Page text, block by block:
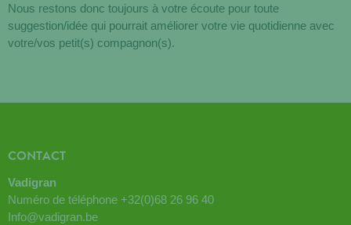
Nous restons donc toujours à votre écoute pour toute
suggestion/idée qui pourrait améliorer votre vie quotidienne avec
votre/vos petit(s) compagnon(s).
CONTACT
Vadigran
Numéro de téléphone +32(0)68 26 96 40
Info@vadigran.be